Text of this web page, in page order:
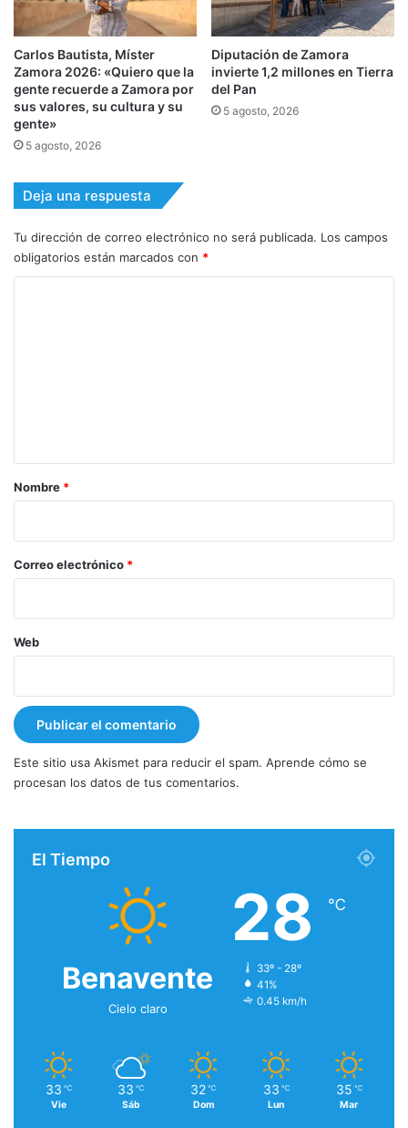
Carlos Bautista, Míster
Zamora 2026: «Quiero que la
gente recuerde a Zamora por
sus valores, su cultura y su
gente»
5 agosto, 2026
Diputación de Zamora
invierte 1,2 millones en Tierra
del Pan
5 agosto, 2026
Deja una respuesta
Tu dirección de correo electrónico no será publicada. Los campos
obligatorios están marcados con *
r
*
Nombre *
Correo electrónico *
Web
Este sitio usa Akismet para reducir el spam. Aprende cómo se
procesan los datos de tus comentarios.
El Tiempo
Benavente
Cielo claro
28 ℃
33º - 28º
41%
0.45 km/h
33 ℃
Vie
33 ℃
Sáb
32 ℃
Dom
33 ℃
Lun
35 ℃
Mar